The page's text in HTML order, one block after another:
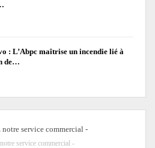
: L’Abpc maîtrise un incendie lié à
de…
service commercial -